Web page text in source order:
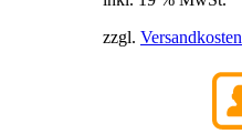
zzgl. Versandkosten